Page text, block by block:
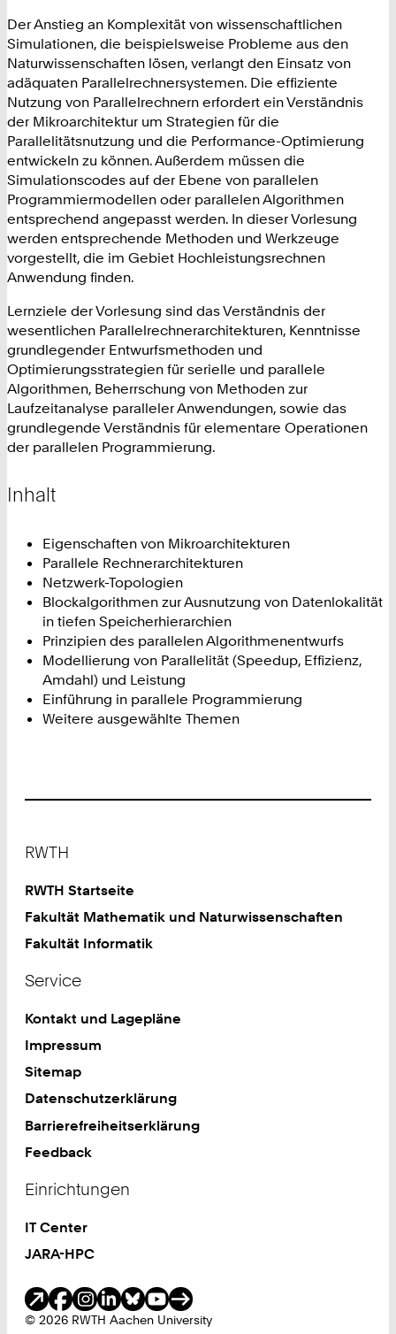
Der Anstieg an Komplexität von wissenschaftlichen
Simulationen, die beispielsweise Probleme aus den
Naturwissenschaften lösen, verlangt den Einsatz von
adäquaten Parallelrechnersystemen. Die effiziente
Nutzung von Parallelrechnern erfordert ein Verständnis
der Mikroarchitektur um Strategien für die
Parallelitätsnutzung und die Performance-Optimierung
entwickeln zu können. Außerdem müssen die
Simulationscodes auf der Ebene von parallelen
Programmiermodellen oder parallelen Algorithmen
entsprechend angepasst werden. In dieser Vorlesung
werden entsprechende Methoden und Werkzeuge
vorgestellt, die im Gebiet Hochleistungsrechnen
Anwendung finden.
Lernziele der Vorlesung sind das Verständnis der
wesentlichen Parallelrechnerarchitekturen, Kenntnisse
grundlegender Entwurfsmethoden und
Optimierungsstrategien für serielle und parallele
Algorithmen, Beherrschung von Methoden zur
Laufzeitanalyse paralleler Anwendungen, sowie das
grundlegende Verständnis für elementare Operationen
der parallelen Programmierung.
Inhalt
Eigenschaften von Mikroarchitekturen
Parallele Rechnerarchitekturen
Netzwerk-Topologien
Blockalgorithmen zur Ausnutzung von Datenlokalität
in tiefen Speicherhierarchien
Prinzipien des parallelen Algorithmenentwurfs
Modellierung von Parallelität (Speedup, Effizienz,
Amdahl) und Leistung
Einführung in parallele Programmierung
Weitere ausgewählte Themen
RWTH
RWTH Startseite
Fakultät Mathematik und Naturwissenschaften
Fakultät Informatik
Service
Kontakt und Lagepläne
Impressum
Sitemap
Datenschutzerklärung
Barrierefreiheitserklärung
Feedback
Einrichtungen
IT Center
JARA-HPC
© 2026 RWTH Aachen University
Soziale Medien